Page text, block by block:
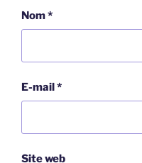
Nom*
E-mail*
Site web